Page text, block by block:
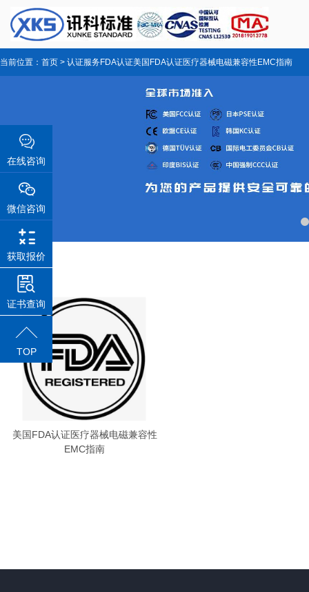
当前位置： 首页 > 认证服务FDA认证美国FDA认证医疗器械电磁兼容性EMC指南
美国FDA认证医疗器械电磁兼容性
EMC指南
在线咨询
微信咨询
获取报价
证书查询
TOP